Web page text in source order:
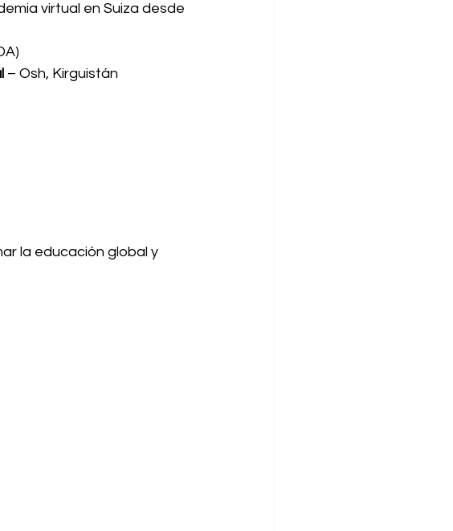
virtual en Suiza desde
– Osh, Kirguistán
la educación global y